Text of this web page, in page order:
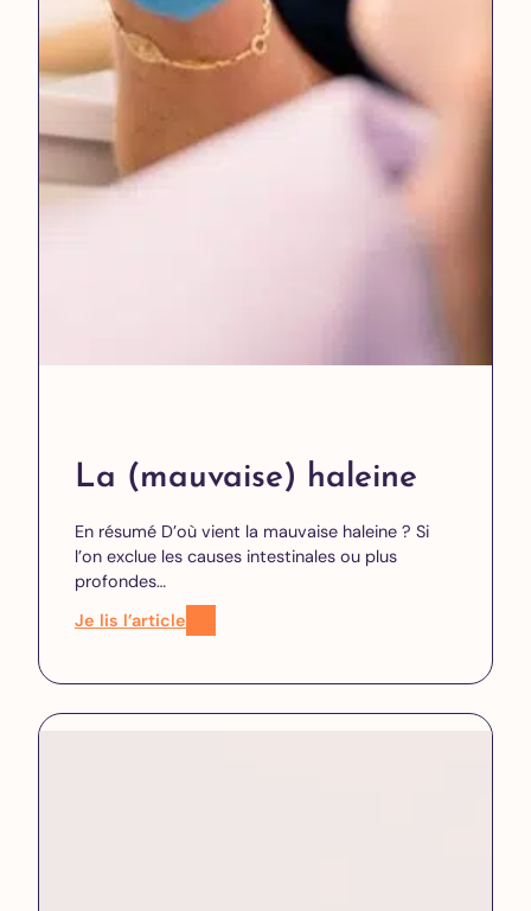
La (mauvaise) haleine
En résumé D’où vient la mauvaise haleine ? Si
l’on exclue les causes intestinales ou plus
profondes…
Je lis l’article